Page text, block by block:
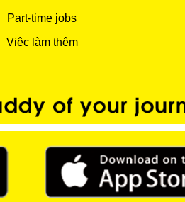
Part-time jobs
Việc làm thêm